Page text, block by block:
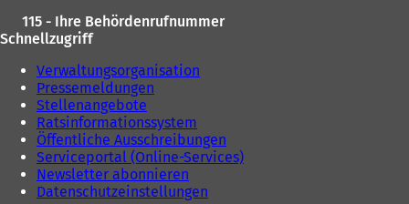
115 - Ihre Behördenrufnummer
Schnellzugriff
Verwaltungsorganisation
Pressemeldungen
Stellenangebote
Ratsinformationssystem
Öffentliche Ausschreibungen
Serviceportal (Online-Services)
Newsletter abonnieren
Datenschutzeinstellungen